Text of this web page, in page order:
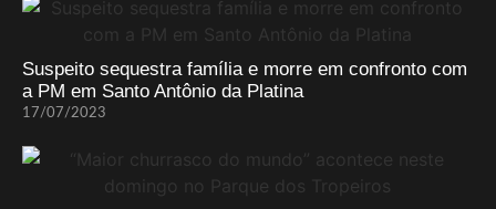
Suspeito sequestra família e morre em confronto com
a PM em Santo Antônio da Platina
17/07/2023